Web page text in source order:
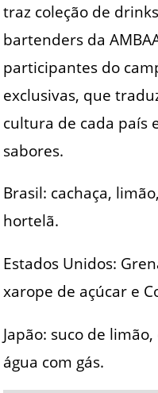
traz coleção de
bartenders da
participantes do
exclusivas, que
cultura de cada país
sabores.
Brasil: cachaça,
hortelã.
Estados Unidos:
xarope de açúcar e
Japão: suco de
água com gás.